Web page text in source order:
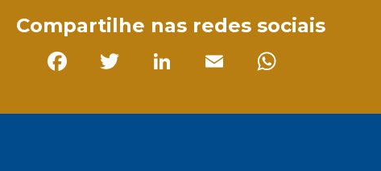
Compartilhe nas redes sociais